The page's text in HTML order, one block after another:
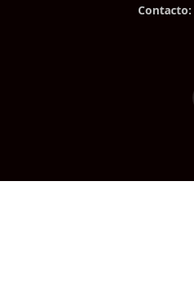
Contacto: